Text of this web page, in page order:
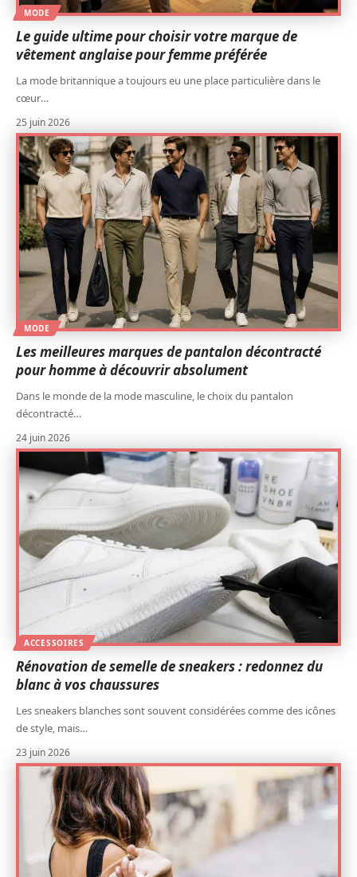
MODE
Le guide ultime pour choisir votre marque de
vêtement anglaise pour femme préférée
La mode britannique a toujours eu une place particulière dans le
cœur…
25 juin 2026
MODE
Les meilleures marques de pantalon décontracté
pour homme à découvrir absolument
Dans le monde de la mode masculine, le choix du pantalon
décontracté…
24 juin 2026
ACCESSOIRES
Rénovation de semelle de sneakers : redonnez du
blanc à vos chaussures
Les sneakers blanches sont souvent considérées comme des icônes
de style, mais…
23 juin 2026